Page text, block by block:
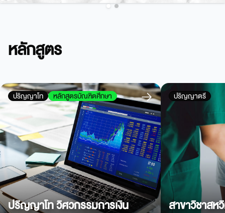
หลักสูตร
ปริญญาโท หลักสูตรบัณฑิตศึกษา
ปริญญาโท วิศวกรรมการเงิน
ปริญญาตรี
สาขาวิชาสห